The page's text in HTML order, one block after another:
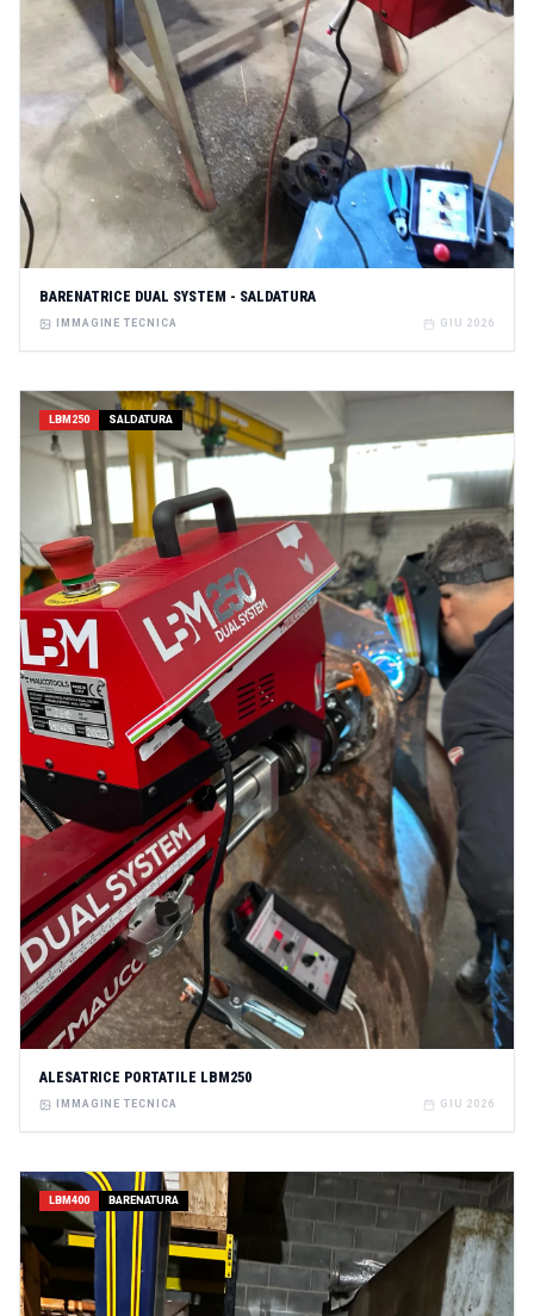
BARENATRICE DUAL SYSTEM - SALDATURA
IMMAGINE TECNICA GIU 2026
LBM250 SALDATURA
ALESATRICE PORTATILE LBM250
IMMAGINE TECNICA GIU 2026
LBM400 BARENATURA